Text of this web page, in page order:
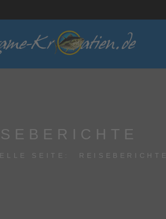
SEITE: REISEBERICHTE